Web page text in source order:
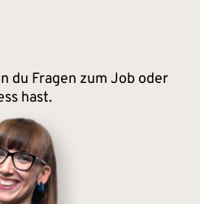
du Fragen zum Job oder
hast.